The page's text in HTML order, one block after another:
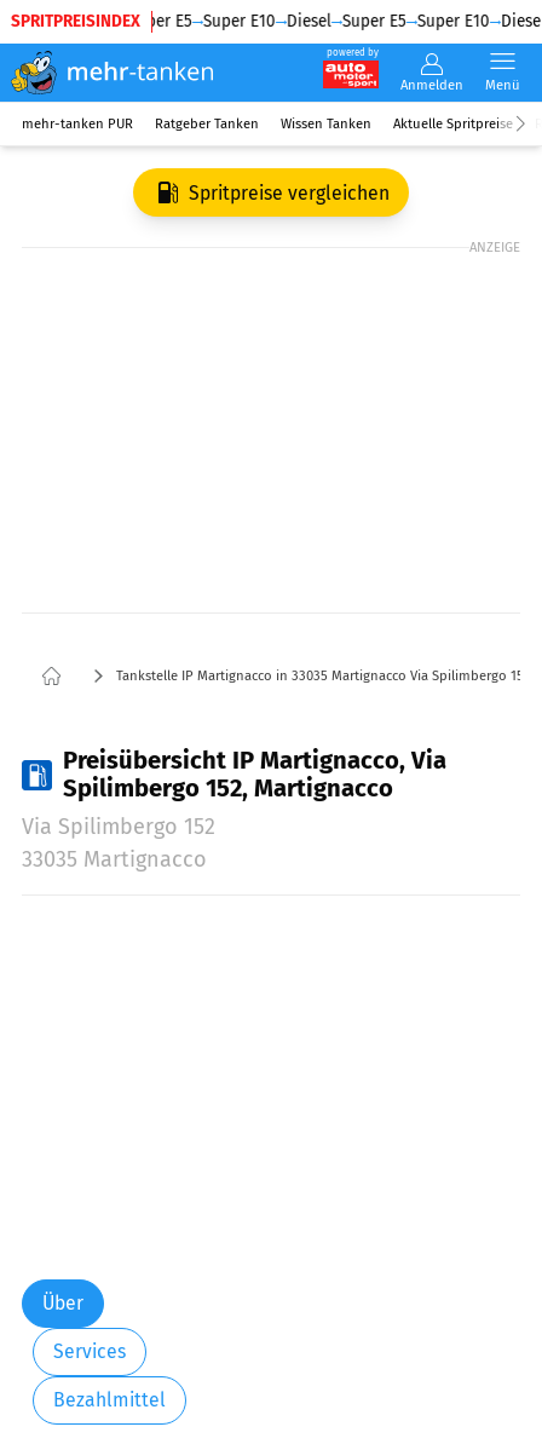
SPRITPREISINDEX
Diesel Super E5 Super E10 Diesel Super E5 Super E10 Diesel
powered by
Anmelden Menü
mehr-tanken PUR Ratgeber Tanken Wissen Tanken Aktuelle Spritpreise
Spritpreise vergleichen
ANZEIGE
Tankstelle IP Martignacco in 33035 Martignacco Via Spilimbergo 152
Preisübersicht IP Martignacco, Via
Spilimbergo 152, Martignacco
Via Spilimbergo 152
33035 Martignacco
Über
Services
Bezahlmittel